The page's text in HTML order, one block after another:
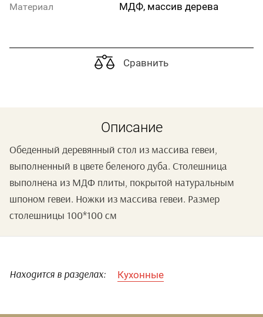
Материал МДФ, массив дерева
Сравнить
Описание
Обеденный деревянный стол из массива гевеи,
выполненный в цвете беленого дуба. Столешница
выполнена из МДФ плиты, покрытой натуральным
шпоном гевеи. Ножки из массива гевеи. Размер
столешницы 100*100 см
Находится в разделах: Кухонные